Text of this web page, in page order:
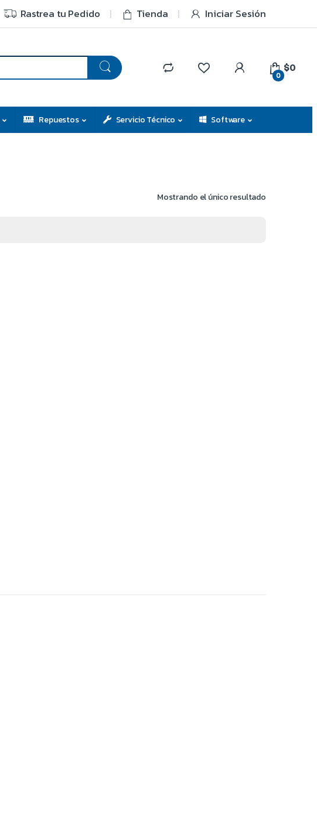
Rastrea tu Pedido Tienda Iniciar Sesión
0
$0
Repuestos Servicio Técnico Software
Mostrando el único resultado